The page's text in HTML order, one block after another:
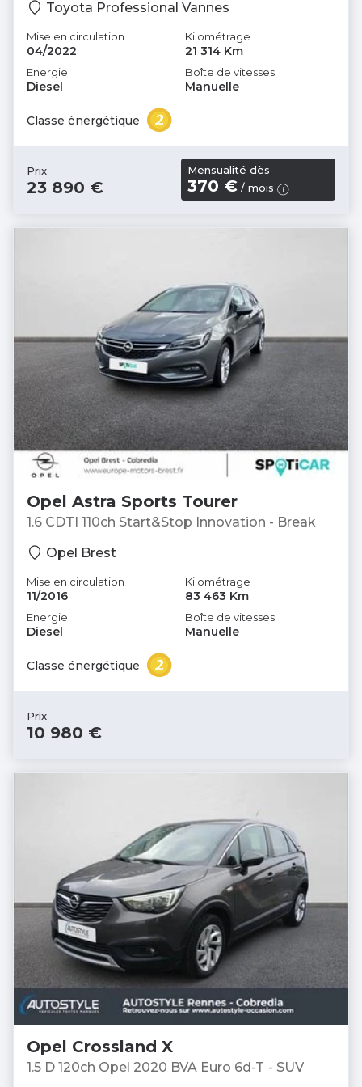
Toyota Professional Vannes
Mise en circulation
04/2022
Kilométrage
21 314 Km
Energie
Diesel
Boîte de vitesses
Manuelle
Classe énergétique
Prix
23 890 €
Mensualité dès
370 € / mois
Opel Astra Sports Tourer
1.6 CDTI 110ch Start&Stop Innovation - Break
Opel Brest
Mise en circulation
11/2016
Kilométrage
83 463 Km
Energie
Diesel
Boîte de vitesses
Manuelle
Classe énergétique
Prix
10 980 €
Opel Crossland X
1.5 D 120ch Opel 2020 BVA Euro 6d-T - SUV